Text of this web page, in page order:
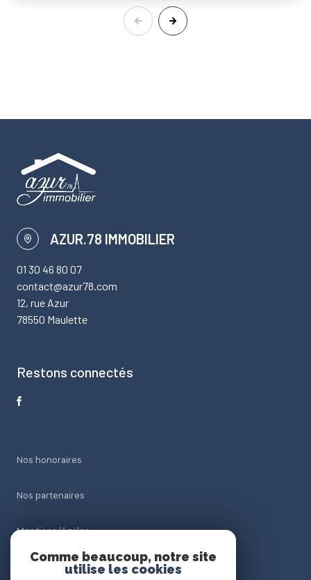
AZUR.78 IMMOBILIER
01 30 46 80 07
contact@azur78.com
12, rue Azur
78550 Maulette
Restons connectés
Nos honoraires
Nos partenaires
Mentions légales
Comme beaucoup, notre site
utilise les cookies